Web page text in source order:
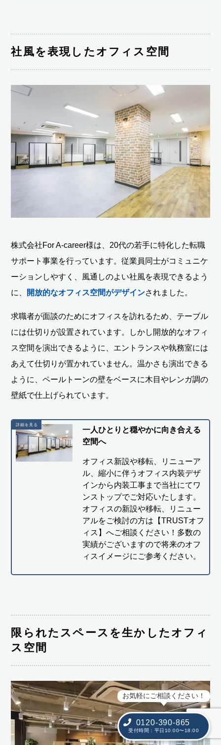
お気軽にご相談ください！
0120-390-865
受付時間：平日10:00〜18:00
社風を表現したオフィス空間
株式会社For A-career様は、20代の若手に特化した転職
サポート事業を行っています。従業員同士がコミュニケ
ーションしやすく、風通しのよい社風を表現できるよう
に、 開放的なオフィス空間がデザインされました。
求職者が面談のためにオフィスを訪れるため、テーブル
には仕切りが設置されています。しかし開放的なオフィ
ス空間を演出できるように、エントランスや執務室には
あえて仕切りが置かれていません。温かさも演出できる
ように、ペールトーンの壁をベースに木目やレンガ調の
壁紙で仕上げられています。
一人ひとりと穏やかに向き合える
空間へ
オフィス新設や移転、リニューア
ル、縮小に伴うオフィス内装デザ
インから内装工事まで当社にてワ
ンストップでご対応いたします。
オフィスの新設や移転、リニュー
アルをご検討の方は【TRUSTオフ
ィス】へご相談ください！多数の
実績がございますので将来のオフ
ィスイメージにご参考ください。
限られたスペースを生かしたオフィ
ス空間